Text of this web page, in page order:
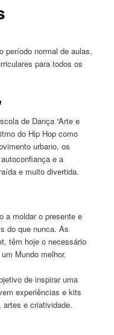
período normal de aulas,
para todos os
de Dança “Arte e
do Hip Hop como
urbano, os
e a
e muito divertida.
a moldar o presente e
do que nunca. As
têm hoje o necessário
Mundo melhor.
de inspirar uma
experiências e kits
artes e criatividade.